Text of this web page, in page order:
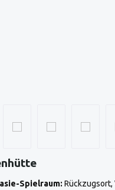
Spielraum: Rückzugsort,